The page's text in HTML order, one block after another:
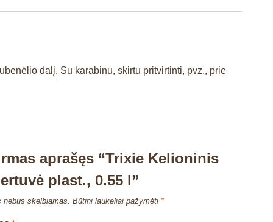
dalį. Su karabinu, skirtu pritvirtinti, pvz., prie
aprašęs “Trixie Kelioninis
plast., 0.55 l”
nebus skelbiamas. Būtini laukeliai pažymėti *